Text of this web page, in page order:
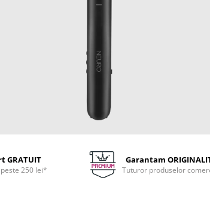
GRATUIT
250 lei*
Garantam
Tuturor produselor